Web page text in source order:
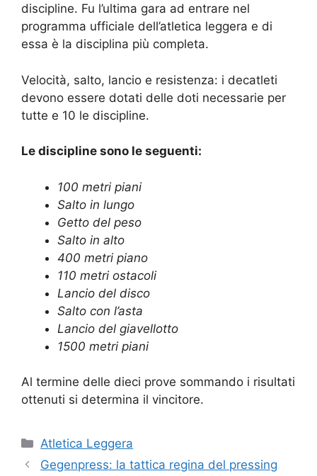
discipline. Fu l’ultima gara ad entrare nel
programma ufficiale dell’atletica leggera e di
essa è la disciplina più completa.
Velocità, salto, lancio e resistenza: i decatleti
devono essere dotati delle doti necessarie per
tutte e 10 le discipline.
Le discipline sono le seguenti:
100 metri piani
Salto in lungo
Getto del peso
Salto in alto
400 metri piano
110 metri ostacoli
Lancio del disco
Salto con l’asta
Lancio del giavellotto
1500 metri piani
Al termine delle dieci prove sommando i risultati
ottenuti si determina il vincitore.
Atletica Leggera
Gegenpress: la tattica regina del pressing